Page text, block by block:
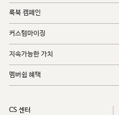
룩북 캠페인
커스텀마이징
지속가능한 가치
멤버쉽 혜택
CS 센터